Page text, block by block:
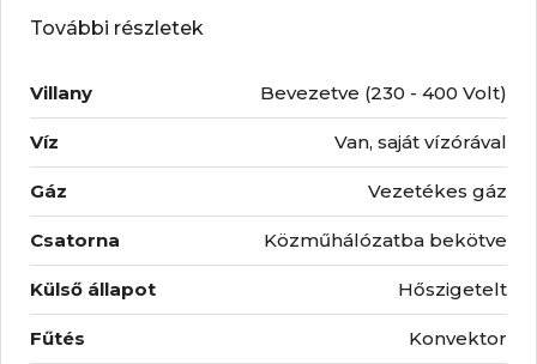
További részletek
Villany Bevezetve (230 - 400 Volt)
Víz Van, saját vízórával
Gáz Vezetékes gáz
Csatorna Közműhálózatba bekötve
Külső állapot Hőszigetelt
Fűtés Konvektor